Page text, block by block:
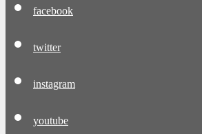
facebook
twitter
instagram
youtube